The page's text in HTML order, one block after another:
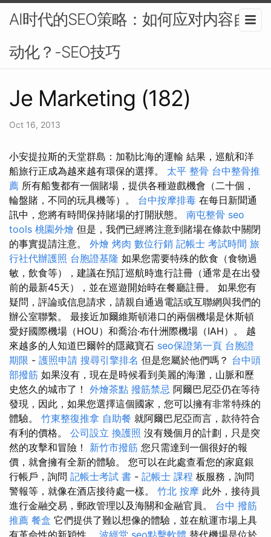
AI时代的SEO策略：如何应对内容自
动化？-SEO技巧
Je Marketing (182)
Oct 16, 2013
小安提拉斯的天堂群島：加勒比海的運輸 結果，巡航和洋
船旅行正成為越來越有環保的選擇。 太平 整骨 台中整骨推
薦 所有船隻都有一個賭場，提供各種遊戲機會（二十個，
輪盤賭，不同的玩具機等）。 台中按摩排毒 在每日新聞通
訊中，您將有時間保持賭場的打開狀態。 南屯整骨 seo
tools 桃園外燴 但是，我們已經將注意到賭場在條款中關閉
的事實提請注意。 外燴 烤肉 數位行銷 記帳士 考試時間 旅
行社代辦護照 台胞證基隆 如果您需要特殊的飲食（食物過
敏，飲食等），建議在預訂巡航時進行註冊（通常是在出發
前的最新45天），並在巡遊開始時在餐廳註冊。 如果您有
疑問，評論或信息請求，請親自通過電話或互聯網與我們的
辦公室聯繫。 最接近加爾維斯頓港口的兩個機場是休斯頓
愛好國際機場（HOU）和喬治·布什洲際機場（IAH）。 越
來越多的人知道巴爾幹的隱藏寶石 seo保證第一頁 台胞證
期限 - 護照申請 搜尋引擎排名 但是您屬於他們嗎？ 台中頭
部撥筋 如果沒有，現在是時候看到美麗的海灘，山脈和歷
史悠久的城市了！ 外燴茶點 撥筋禁忌 阿爾巴尼亞仍在等待
發現，因此，如果您選擇這個國家，您可以擁有非常特殊的
體驗。 竹東整復推拿 自助餐 就阿爾巴尼亞而言，款待符合
有利的價格。 公司設立 換護照 沒有幾個月的計劃，只是突
然的攻擊和冒險！ 新竹市撥筋 您只需達到一個很好的報
價，就會擁有全新的體驗。 您可以在此處查看您的家庭銀
行帳戶，詢問 記帳士考試 書 - 記帳士 課程 板服務，詢問
警報等，就像在酒店接待處一樣。 竹北 按摩 此外，接待員
進行金融交易，郵政管理以及海關和金融官員。 台中 撥筋
推薦 餐盒 它們提供了難以想像的體驗，並在航運市場上具
有革命性的新穎性。 波經堂 seo點擊軟體 替代機場是位於